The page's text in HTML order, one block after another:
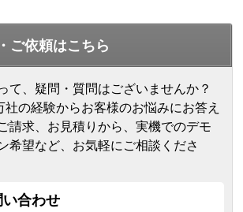
ご依頼はこちら
て、疑問・質問はございませんか？
社の経験からお客様のお悩みにお答え
請求、お見積りから、実機でのデモ
希望など、お気軽にご相談くださ
合わせ